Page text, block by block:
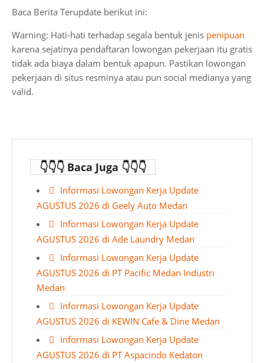
Baca Berita Terupdate berikut ini:
Warning: Hati-hati terhadap segala bentuk jenis penipuan
karena sejatinya pendaftaran lowongan pekerjaan itu gratis
tidak ada biaya dalam bentuk apapun. Pastikan lowongan
pekerjaan di situs resminya atau pun social medianya yang
valid.
👇👇👇 Baca Juga 👇👇👇
Informasi Lowongan Kerja Update
AGUSTUS 2026 di Geely Auto Medan
Informasi Lowongan Kerja Update
AGUSTUS 2026 di Ade Laundry Medan
Informasi Lowongan Kerja Update
AGUSTUS 2026 di PT Pacific Medan Industri
Medan
Informasi Lowongan Kerja Update
AGUSTUS 2026 di KEWIN Cafe & Dine Medan
Informasi Lowongan Kerja Update
AGUSTUS 2026 di PT Aspacindo Kedaton